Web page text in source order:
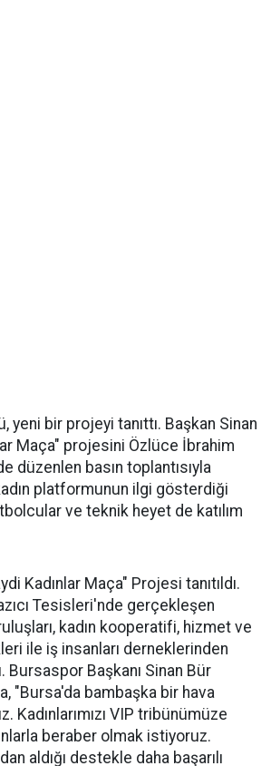
yeni bir projeyi tanıttı. Başkan Sinan
Maça" projesini Özlüce İbrahim
düzenlen basın toplantısıyla
platformunun ilgi gösterdiği
ve teknik heyet de katılım
Kadınlar Maça" Projesi tanıtıldı.
Tesisleri'nde gerçekleşen
kadın kooperatifi, hizmet ve
ile iş insanları derneklerinden
Bursaspor Başkanı Sinan Bür
"Bursa'da bambaşka bir hava
Kadınlarımızı VIP tribünümüze
beraber olmak istiyoruz.
aldığı destekle daha başarılı